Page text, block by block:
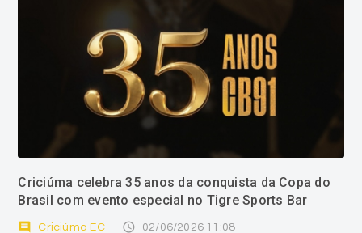
Criciúma celebra 35 anos da conquista da Copa do
Brasil com evento especial no Tigre Sports Bar
comment Criciúma EC access_time 02/06/2026 11:08